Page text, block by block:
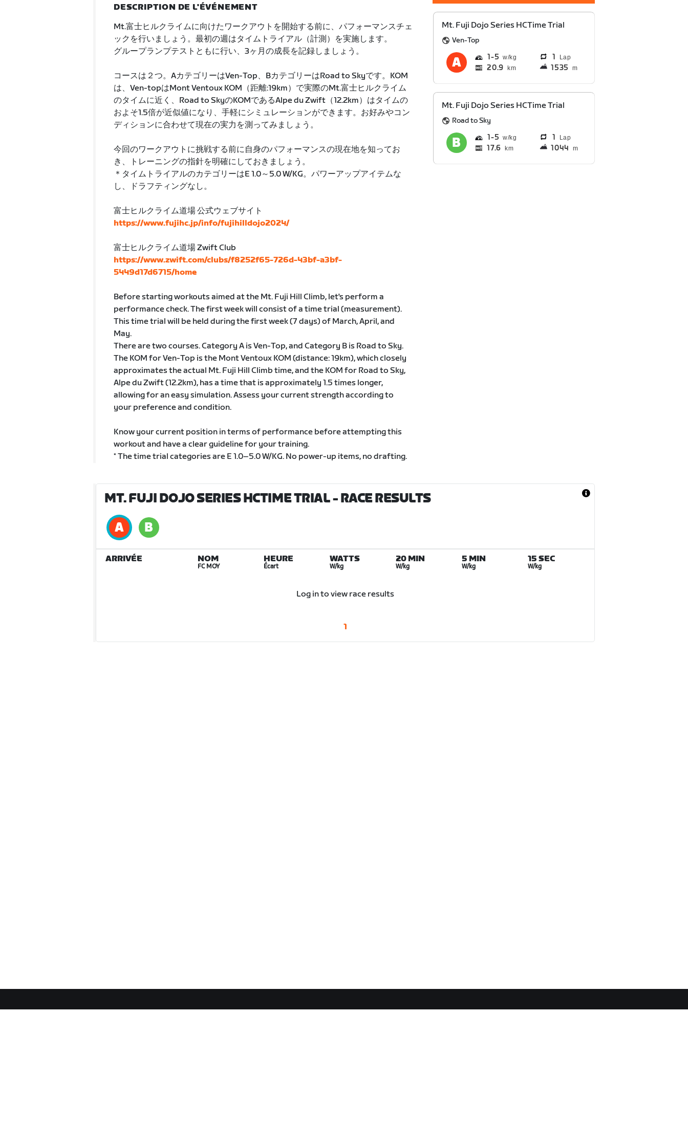
DESCRIPTION DE L'ÉVÉNEMENT
Mt.富士ヒルクライムに向けたワークアウトを開始する前に、パフォーマンスチェ
ックを行いましょう。最初の週はタイムトライアル（計測）を実施します。
グループランプテストともに行い、3ヶ月の成長を記録しましょう。
コースは２つ。AカテゴリーはVen-Top、BカテゴリーはRoad to Skyです。KOM
は、Ven-topはMont Ventoux KOM（距離:19km）で実際のMt.富士ヒルクライム
のタイムに近く、Road to SkyのKOMであるAlpe du Zwift（12.2km）はタイムの
およそ1.5倍が近似値になり、手軽にシミュレーションができます。お好みやコン
ディションに合わせて現在の実力を測ってみましょう。
今回のワークアウトに挑戦する前に自身のパフォーマンスの現在地を知ってお
き、トレーニングの指針を明確にしておきましょう。
＊タイムトライアルのカテゴリーはE 1.0～5.0 W/KG。パワーアップアイテムな
し、ドラフティングなし。
富士ヒルクライム道場 公式ウェブサイト
https://www.fujihc.jp/info/fujihilldojo2024/
富士ヒルクライム道場 Zwift Club
https://www.zwift.com/clubs/f8252f65-726d-43bf-a3bf-
5449d17d6715/home
Before starting workouts aimed at the Mt. Fuji Hill Climb, let's perform a
performance check. The first week will consist of a time trial (measurement).
This time trial will be held during the first week (7 days) of March, April, and
May.
There are two courses. Category A is Ven-Top, and Category B is Road to Sky.
The KOM for Ven-Top is the Mont Ventoux KOM (distance: 19km), which closely
approximates the actual Mt. Fuji Hill Climb time, and the KOM for Road to Sky,
Alpe du Zwift (12.2km), has a time that is approximately 1.5 times longer,
allowing for an easy simulation. Assess your current strength according to
your preference and condition.
Know your current position in terms of performance before attempting this
workout and have a clear guideline for your training.
* The time trial categories are E 1.0–5.0 W/KG. No power-up items, no drafting.
Mt. Fuji Dojo Series HCTime Trial
Ven-Top
1 5 1 Lap
20.9 km 1535 m
Mt. Fuji Dojo Series HCTime Trial
Road to Sky
1 5 1 Lap
17.6 km 1044 m
MT. FUJI DOJO SERIES HCTIME TRIAL- RACE RESULTS
ARRIVÉE NOM
FC MOY
HEURE
Écart
WATTS
W/kg
20 MIN
W/kg
5 MIN
W/kg
15 SEC
W/kg
Log in to view race results
1